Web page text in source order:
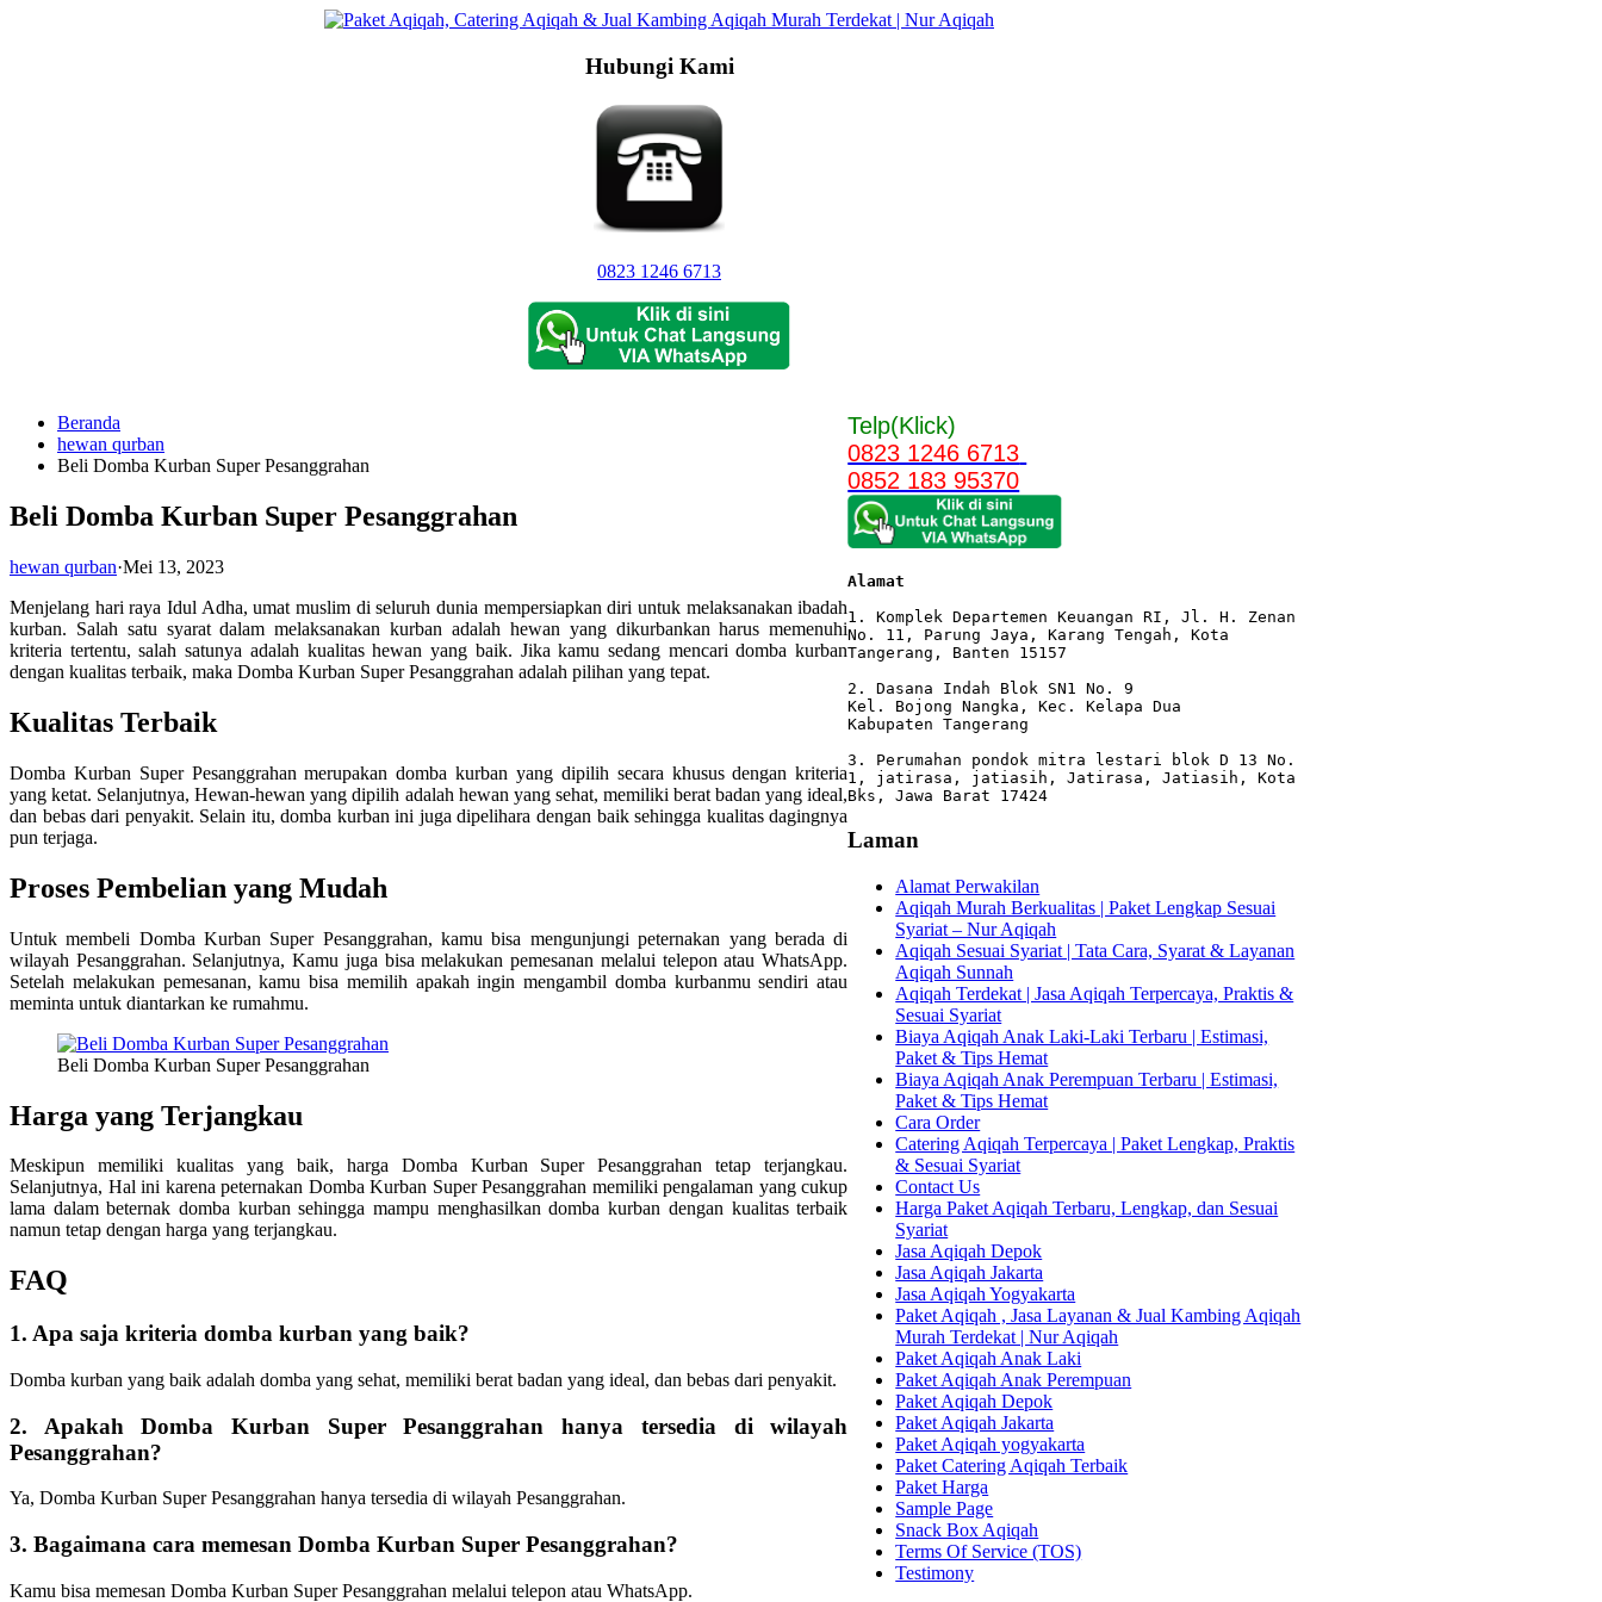
Hubungi Kami
0823 1246 6713
Beranda
hewan qurban
Beli Domba Kurban Super Pesanggrahan
Beli Domba Kurban Super Pesanggrahan
hewan qurban·Mei 13, 2023
Menjelang hari raya Idul Adha, umat muslim di seluruh dunia mempersiapkan diri untuk melaksanakan ibadah
kurban. Salah satu syarat dalam melaksanakan kurban adalah hewan yang dikurbankan harus memenuhi
kriteria tertentu, salah satunya adalah kualitas hewan yang baik. Jika kamu sedang mencari domba kurban
dengan kualitas terbaik, maka Domba Kurban Super Pesanggrahan adalah pilihan yang tepat.
Kualitas Terbaik
Domba Kurban Super Pesanggrahan merupakan domba kurban yang dipilih secara khusus dengan kriteria
yang ketat. Selanjutnya, Hewan-hewan yang dipilih adalah hewan yang sehat, memiliki berat badan yang ideal,
dan bebas dari penyakit. Selain itu, domba kurban ini juga dipelihara dengan baik sehingga kualitas dagingnya
pun terjaga.
Proses Pembelian yang Mudah
Untuk membeli Domba Kurban Super Pesanggrahan, kamu bisa mengunjungi peternakan yang berada di
wilayah Pesanggrahan. Selanjutnya, Kamu juga bisa melakukan pemesanan melalui telepon atau WhatsApp.
Setelah melakukan pemesanan, kamu bisa memilih apakah ingin mengambil domba kurbanmu sendiri atau
meminta untuk diantarkan ke rumahmu.
Beli Domba Kurban Super Pesanggrahan
Harga yang Terjangkau
Meskipun memiliki kualitas yang baik, harga Domba Kurban Super Pesanggrahan tetap terjangkau.
Selanjutnya, Hal ini karena peternakan Domba Kurban Super Pesanggrahan memiliki pengalaman yang cukup
lama dalam beternak domba kurban sehingga mampu menghasilkan domba kurban dengan kualitas terbaik
namun tetap dengan harga yang terjangkau.
FAQ
1. Apa saja kriteria domba kurban yang baik?
Domba kurban yang baik adalah domba yang sehat, memiliki berat badan yang ideal, dan bebas dari penyakit.
2. Apakah Domba Kurban Super Pesanggrahan hanya tersedia di wilayah
Pesanggrahan?
Ya, Domba Kurban Super Pesanggrahan hanya tersedia di wilayah Pesanggrahan.
3. Bagaimana cara memesan Domba Kurban Super Pesanggrahan?
Kamu bisa memesan Domba Kurban Super Pesanggrahan melalui telepon atau WhatsApp.
Telp(Klick)
0823 1246 6713
0852 183 95370
Alamat
1. Komplek Departemen Keuangan RI, Jl. H. Zenan
No. 11, Parung Jaya, Karang Tengah, Kota
Tangerang, Banten 15157
2. Dasana Indah Blok SN1 No. 9
Kel. Bojong Nangka, Kec. Kelapa Dua
Kabupaten Tangerang
3. Perumahan pondok mitra lestari blok D 13 No.
1, jatirasa, jatiasih, Jatirasa, Jatiasih, Kota
Bks, Jawa Barat 17424
Laman
Alamat Perwakilan
Aqiqah Murah Berkualitas | Paket Lengkap Sesuai
Syariat – Nur Aqiqah
Aqiqah Sesuai Syariat | Tata Cara, Syarat & Layanan
Aqiqah Sunnah
Aqiqah Terdekat | Jasa Aqiqah Terpercaya, Praktis &
Sesuai Syariat
Biaya Aqiqah Anak Laki-Laki Terbaru | Estimasi,
Paket & Tips Hemat
Biaya Aqiqah Anak Perempuan Terbaru | Estimasi,
Paket & Tips Hemat
Cara Order
Catering Aqiqah Terpercaya | Paket Lengkap, Praktis
& Sesuai Syariat
Contact Us
Harga Paket Aqiqah Terbaru, Lengkap, dan Sesuai
Syariat
Jasa Aqiqah Depok
Jasa Aqiqah Jakarta
Jasa Aqiqah Yogyakarta
Paket Aqiqah , Jasa Layanan & Jual Kambing Aqiqah
Murah Terdekat | Nur Aqiqah
Paket Aqiqah Anak Laki
Paket Aqiqah Anak Perempuan
Paket Aqiqah Depok
Paket Aqiqah Jakarta
Paket Aqiqah yogyakarta
Paket Catering Aqiqah Terbaik
Paket Harga
Sample Page
Snack Box Aqiqah
Terms Of Service (TOS)
Testimony